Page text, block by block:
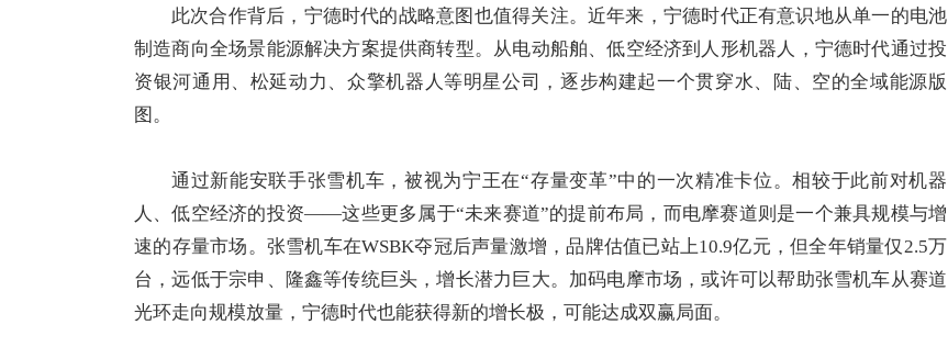
此次合作背后，宁德时代的战略意图也值得关注。近年来，宁德时代正有意识地从单一的电池
制造商向全场景能源解决方案提供商转型。从电动船舶、低空经济到人形机器人，宁德时代通过投
资银河通用、松延动力、众擎机器人等明星公司，逐步构建起一个贯穿水、陆、空的全域能源版
图。
通过新能安联手张雪机车，被视为宁王在“存量变革”中的一次精准卡位。相较于此前对机器
人、低空经济的投资——这些更多属于“未来赛道”的提前布局，而电摩赛道则是一个兼具规模与增
速的存量市场。张雪机车在WSBK夺冠后声量激增，品牌估值已站上10.9亿元，但全年销量仅2.5万
台，远低于宗申、隆鑫等传统巨头，增长潜力巨大。加码电摩市场，或许可以帮助张雪机车从赛道
光环走向规模放量，宁德时代也能获得新的增长极，可能达成双赢局面。